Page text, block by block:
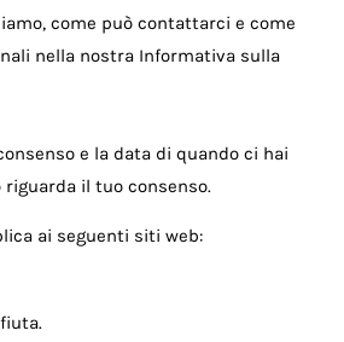
come può contattarci e come
nella nostra Informativa sulla
e la data di quando ci hai
il tuo consenso.
ai seguenti siti web: